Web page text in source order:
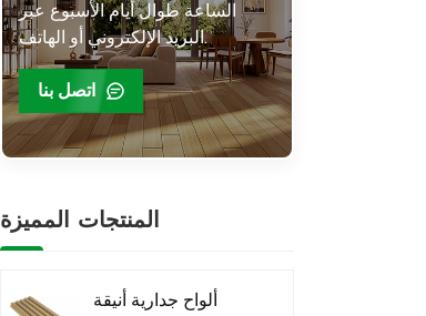
الساعة طوال أيام الأسبوع عبر
البريد الإلكتروني أو الهاتف.
اتصل بنا
المنتجات المميزة
ألواح جدارية أنيقة